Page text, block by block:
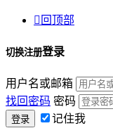
 回顶部
切换注册登录
用户名或邮箱
找回密码 密码
记住我